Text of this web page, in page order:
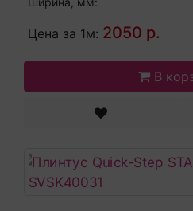
Цена за 1м: 2050 р.
В